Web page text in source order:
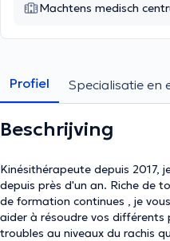
Machtens medisch
Profiel Specialisatie en
Beschrijving
Kinésithérapeute depuis 2017,
depuis près d'un an. Riche de
de formation continues , je
aider à résoudre vos différents
troubles au niveaux du rachis